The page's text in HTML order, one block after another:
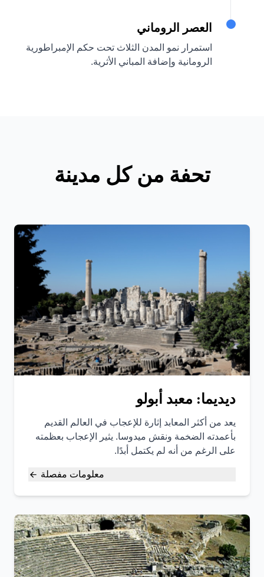
العصر الروماني
استمرار نمو المدن الثلاث تحت حكم الإمبراطورية
الرومانية وإضافة المباني الأثرية.
تحفة من كل مدينة
ديديما: معبد أبولو
يعد من أكثر المعابد إثارة للإعجاب في العالم القديم
بأعمدته الضخمة ونقش ميدوسا. يثير الإعجاب بعظمته
على الرغم من أنه لم يكتمل أبدًا.
معلومات مفصلة